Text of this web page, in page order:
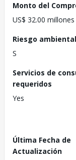
Monto del
US$ 32.00 millones
Riesgo
S
Servicios de
requeridos
Yes
Última Fecha de
Actualización